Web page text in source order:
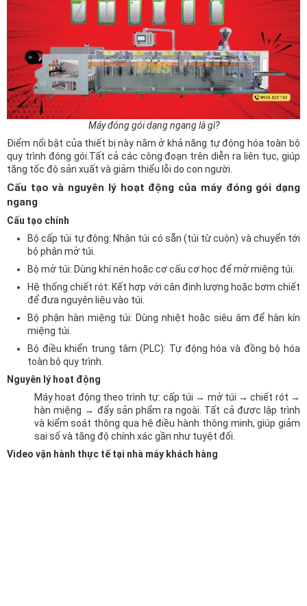
Máy đóng gói dạng ngang là gì?
Điểm nổi bật của thiết bị này nằm ở khả năng tự động hóa toàn bộ
quy trình đóng gói.Tất cả các công đoạn trên diễn ra liên tục, giúp
tăng tốc độ sản xuất và giảm thiểu lỗi do con người.
Cấu tạo và nguyên lý hoạt động của máy đóng gói dạng
ngang
Cấu tạo chính
Bộ cấp túi tự động: Nhận túi có sẵn (túi từ cuộn) và chuyển tới
bộ phận mở túi.
Bộ mở túi: Dùng khí nén hoặc cơ cấu cơ học để mở miệng túi.
Hệ thống chiết rót: Kết hợp với cân định lượng hoặc bơm chiết
để đưa nguyên liệu vào túi.
Bộ phận hàn miệng túi: Dùng nhiệt hoặc siêu âm để hàn kín
miệng túi.
Bộ điều khiển trung tâm (PLC): Tự động hóa và đồng bộ hóa
toàn bộ quy trình.
Nguyên lý hoạt động
Máy hoạt động theo trình tự: cấp túi → mở túi → chiết rót →
hàn miệng → đẩy sản phẩm ra ngoài. Tất cả được lập trình
và kiểm soát thông qua hệ điều hành thông minh, giúp giảm
sai số và tăng độ chính xác gần như tuyệt đối.
Video vận hành thực tế tại nhà máy khách hàng